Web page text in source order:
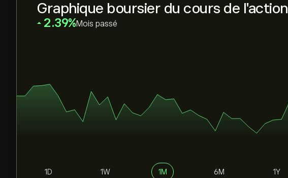
Graphique boursier du cours de
‎2.39‎ Mois passé
1D 1W 1M 6M 1Y